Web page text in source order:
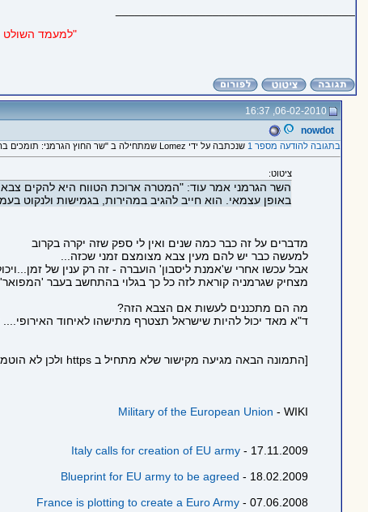
"למעמד השולט
06-02-2010, 16:37
nowdot
בתגובה להודעה מספר 1
שנכתבה על ידי Lomez שמתחילה ב "שר החוץ הגרמני: תומכים בהקמת צבא אירופי"
ציטוט:
השר הגרמני אמר עוד: "המטרה ארוכת הטווח היא להקים צבא
באופן עצמאי. הוא חייב להגיב במהירות, בגמישות ולנקוט
מדברים על זה כבר כמה שנים ואין לי ספק שזה יקרה בקרוב
למעשה כבר יש להם מעין צבא מצומצם זמני שכזה...
אבל עכשו אחרי ש'אמנת ליסבון' הועברה - זה רק ענין של
מצחיק שגרמניה קוראת לזה כל כך בגלוי בהתחשב בעבר 'המפואר'
מה הם מתכננים לעשות אם הצבא הזה?
ד"א מאד יכול להיות שישראל תצטרף מתישהו לאיחוד
[התמונה הבאה מגיעה מקישור שלא מתחיל ב https ולכן לא הוטמעה בדף כדי לשמור על https תקין:
Military of the European Union - WIKI
17.11.2009 -
Italy calls for creation of EU army
18.02.2009 -
Blueprint for EU army to be agreed
07.06.2008 -
France is plotting to create a Euro Army